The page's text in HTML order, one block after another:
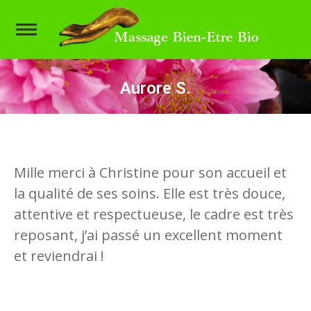
Aurore S.
Vous êtes ici :
Mille merci à Christine pour son accueil et
la qualité de ses soins. Elle est très douce,
attentive et respectueuse, le cadre est très
reposant, j’ai passé un excellent moment
et reviendrai !